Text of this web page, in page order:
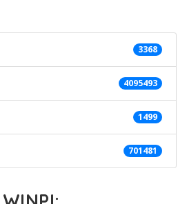
3368
4095493
1499
701481